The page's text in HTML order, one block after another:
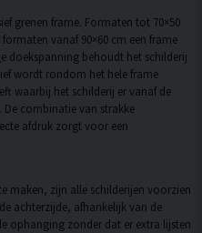
grenen frame. Formaten tot 70×50
vanaf 90×60 cm een frame
doekspanning behoudt het schilderij
wordt rondom het hele frame
waarbij het schilderij er vanaf de
combinatie van strakke
afdruk zorgt voor een
maken, zijn alle schilderijen voorzien
achterzijde, afhankelijk van de
ophanging zonder dat er extra lijsten